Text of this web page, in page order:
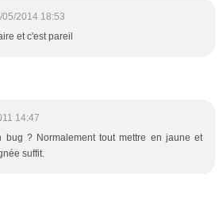
05/2014 18:53
et c'est pareil
14:47
bug ? Normalement tout mettre en jaune et
suffit.